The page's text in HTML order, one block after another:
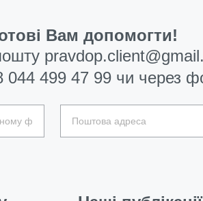
Вам допомогти!
044 499 47 99 чи через